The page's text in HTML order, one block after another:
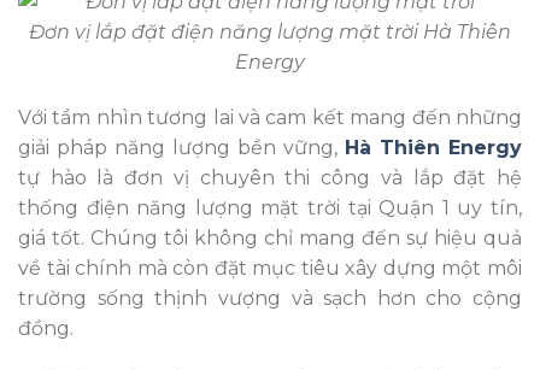
Đơn vị lắp đặt điện năng lượng mặt trời Hà Thiên
Energy
Với tầm nhìn tương lai và cam kết mang đến những
giải pháp năng lượng bền vững, Hà Thiên Energy
tự hào là đơn vị chuyên thi công và lắp đặt hệ
thống điện năng lượng mặt trời tại Quận 1 uy tín,
giá tốt. Chúng tôi không chỉ mang đến sự hiệu quả
về tài chính mà còn đặt mục tiêu xây dựng một môi
trường sống thịnh vượng và sạch hơn cho cộng
đồng.